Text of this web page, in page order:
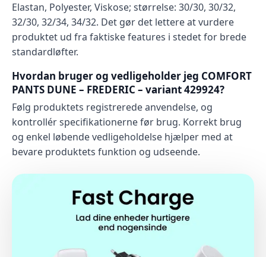
Elastan, Polyester, Viskose; størrelse: 30/30, 30/32,
32/30, 32/34, 34/32. Det gør det lettere at vurdere
produktet ud fra faktiske features i stedet for brede
standardløfter.
Hvordan bruger og vedligeholder jeg COMFORT
PANTS DUNE – FREDERIC – variant 429924?
Følg produktets registrerede anvendelse, og
kontrollér specifikationerne før brug. Korrekt brug
og enkel løbende vedligeholdelse hjælper med at
bevare produktets funktion og udseende.